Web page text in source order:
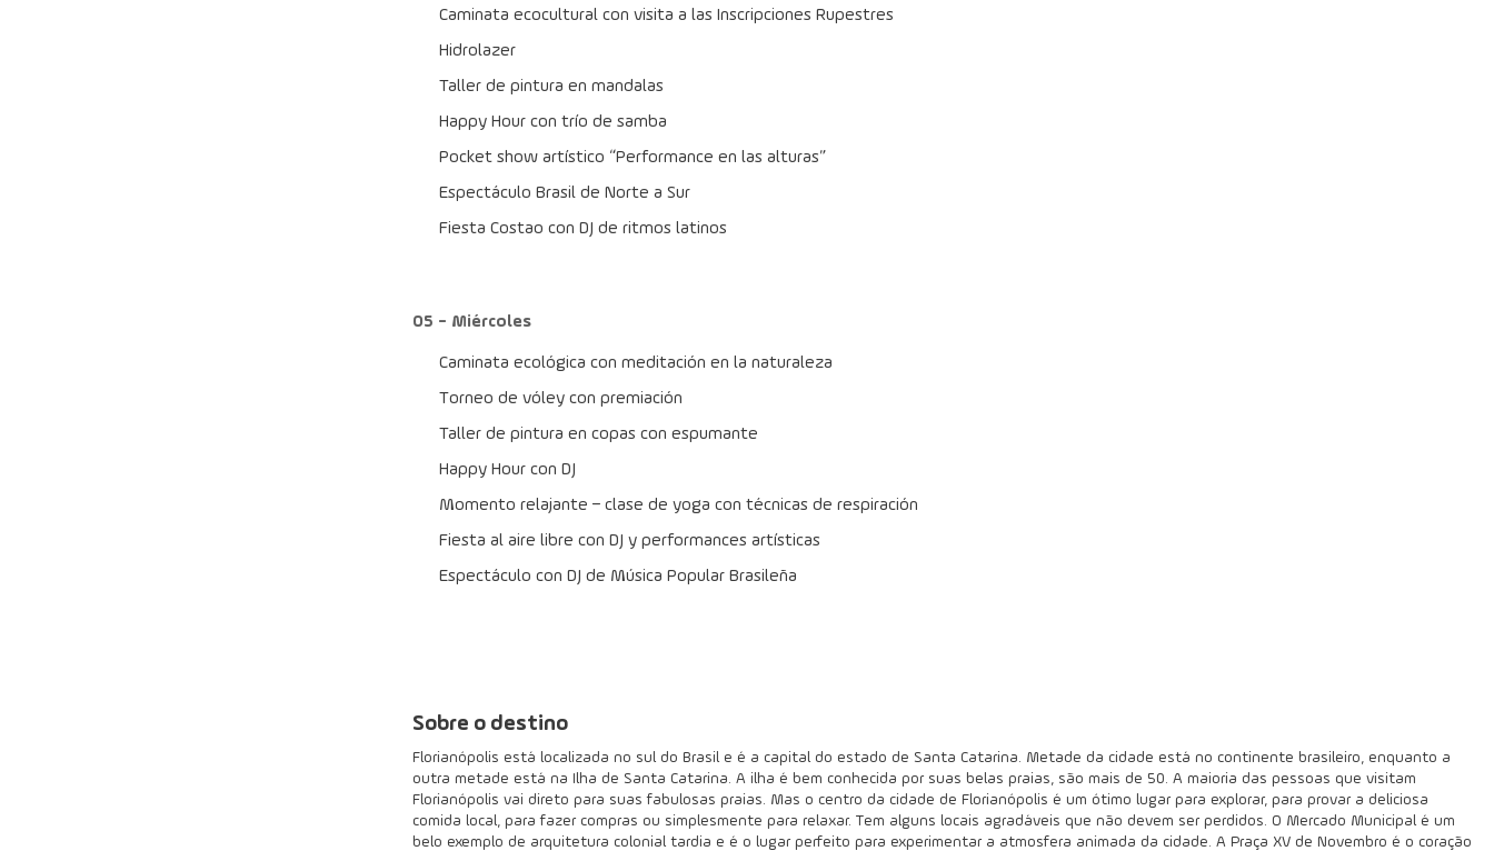
Caminata ecocultural con visita a las Inscripciones Rupestres
Hidrolazer
Taller de pintura en mandalas
Happy Hour con trío de samba
Pocket show artístico “Performance en las alturas”
Espectáculo Brasil de Norte a Sur
Fiesta Costao con DJ de ritmos latinos
05 - Miércoles
Caminata ecológica con meditación en la naturaleza
Torneo de vóley con premiación
Taller de pintura en copas con espumante
Happy Hour con DJ
Momento relajante – clase de yoga con técnicas de respiración
Fiesta al aire libre con DJ y performances artísticas
Espectáculo con DJ de Música Popular Brasileña
Sobre o destino
Florianópolis está localizada no sul do Brasil e é a capital do estado de Santa Catarina. Metade da cidade está no continente brasileiro, enquanto a
outra metade está na Ilha de Santa Catarina. A ilha é bem conhecida por suas belas praias, são mais de 50. A maioria das pessoas que visitam
Florianópolis vai direto para suas fabulosas praias. Mas o centro da cidade de Florianópolis é um ótimo lugar para explorar, para provar a deliciosa
comida local, para fazer compras ou simplesmente para relaxar. Tem alguns locais agradáveis que não devem ser perdidos. O Mercado Municipal é um
belo exemplo de arquitetura colonial tardia e é o lugar perfeito para experimentar a atmosfera animada da cidade. A Praça XV de Novembro é o coração